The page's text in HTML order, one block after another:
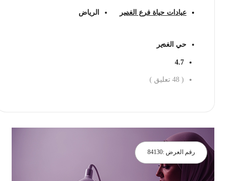
عيادات حياة فرع الغدير الرياض
حي الغدير
4.7
48 تعليق )
رقم العرض :84130